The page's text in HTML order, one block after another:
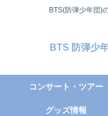
BTS(防弾少年団)
BTS 防弾少
コンサート・ツアー
グッズ情報